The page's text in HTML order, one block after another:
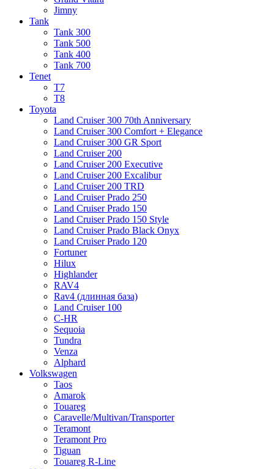
Jimny
Tank
Tank 300
Tank 500
Tank 400
Tank 700
Tenet
T7
T8
Toyota
Land Cruiser 300 70th Anniversary
Land Cruiser 300 Comfort + Elegance
Land Cruiser 300 GR Sport
Land Cruiser 200
Land Cruiser 200 Executive
Land Cruiser 200 Excalibur
Land Cruiser 200 TRD
Land Cruiser Prado 250
Land Cruiser Prado 150
Land Cruiser Prado 150 Style
Land Cruiser Prado Black Onyx
Land Cruiser Prado 120
Fortuner
Hilux
Highlander
RAV4
Rav4 (длинная база)
Land Cruiser 100
C-HR
Sequoia
Tundra
Venza
Alphard
Volkswagen
Taos
Amarok
Touareg
Caravelle/Multivan/Transporter
Teramont
Teramont Pro
Tiguan
Touareg R-Line